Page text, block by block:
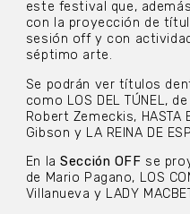
este festival que,
con la proyección de
sesión off y con
séptimo arte.
Se podrán ver títulos
como LOS DEL TÚNEL,
Robert Zemeckis, HASTA
Gibson y LA REINA DE
En la Sección OFF se
de Mario Pagano, LOS
Villanueva y LADY